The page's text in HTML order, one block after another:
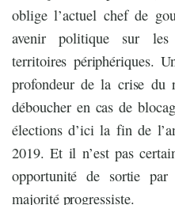
oblige l’actuel chef de
avenir politique sur les
territoires périphériques.
profondeur de la crise du
déboucher en cas de
élections d’ici la fin de
2019. Et il n’est pas
opportunité de sortie
majorité progressiste.